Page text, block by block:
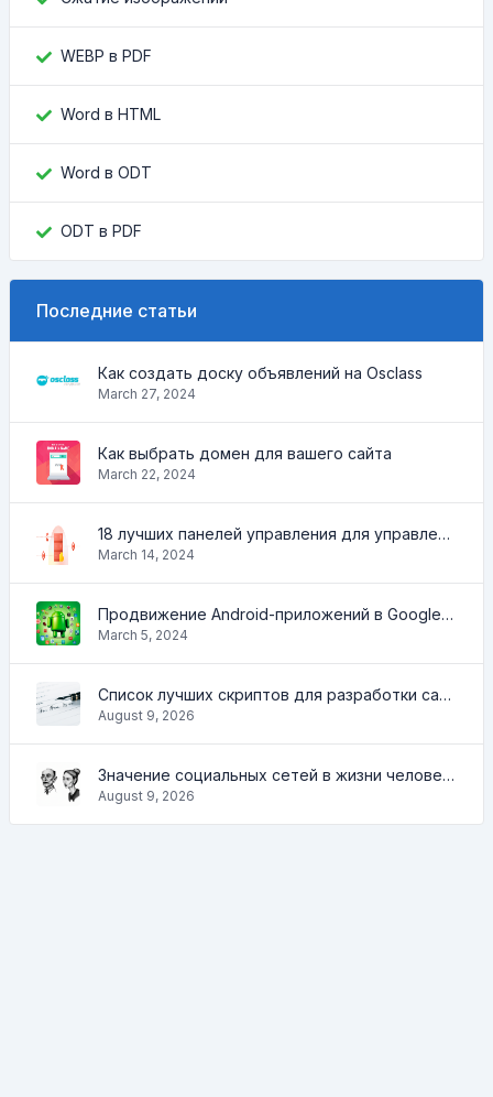
WEBP в PDF
Word в HTML
Word в ODT
ODT в PDF
Последние статьи
Как создать доску объявлений на Osclass
March 27, 2024
Как выбрать домен для вашего сайта
March 22, 2024
18 лучших панелей управления для управления VPS
March 14, 2024
Продвижение Android-приложений в Google Play Market: эффективные инструменты и стратегии
March 5, 2024
Список лучших скриптов для разработки сайтов
August 9, 2026
Значение социальных сетей в жизни человека
August 9, 2026